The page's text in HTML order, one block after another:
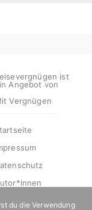
ist
Angebot von
Vergnügen
du die Verwendung